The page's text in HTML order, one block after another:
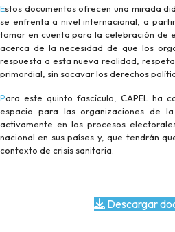
Estos documentos ofrecen una mirada didáctica a la situación actual que
se enfrenta a nivel internacional, a
tomar en cuenta para la celebración de
acerca de la necesidad de que los
respuesta a esta nueva realidad,
primordial, sin socavar los derechos
Para este quinto fascículo, CAPEL ha considerado importante abrir un
espacio para las organizaciones de
activamente en los procesos
nacional en sus países y, que tendrán
contexto de crisis sanitaria.
Descargar